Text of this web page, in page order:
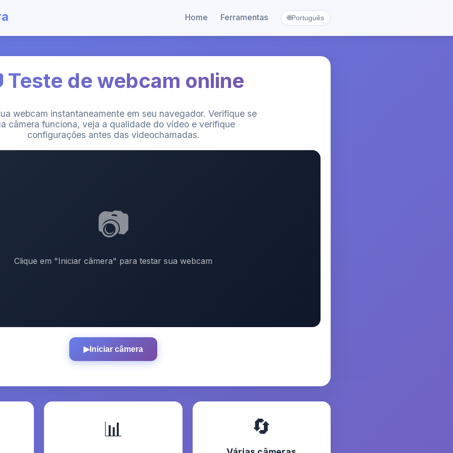
Home Ferramentas 🌐Português
Teste de webcam online
webcam instantaneamente em seu navegador. Verifique se
câmera funciona, veja a qualidade do vídeo e verifique
configurações antes das videochamadas.
📷
Clique em "Iniciar câmera" para testar sua webcam
▶Iniciar câmera
📊 🔄